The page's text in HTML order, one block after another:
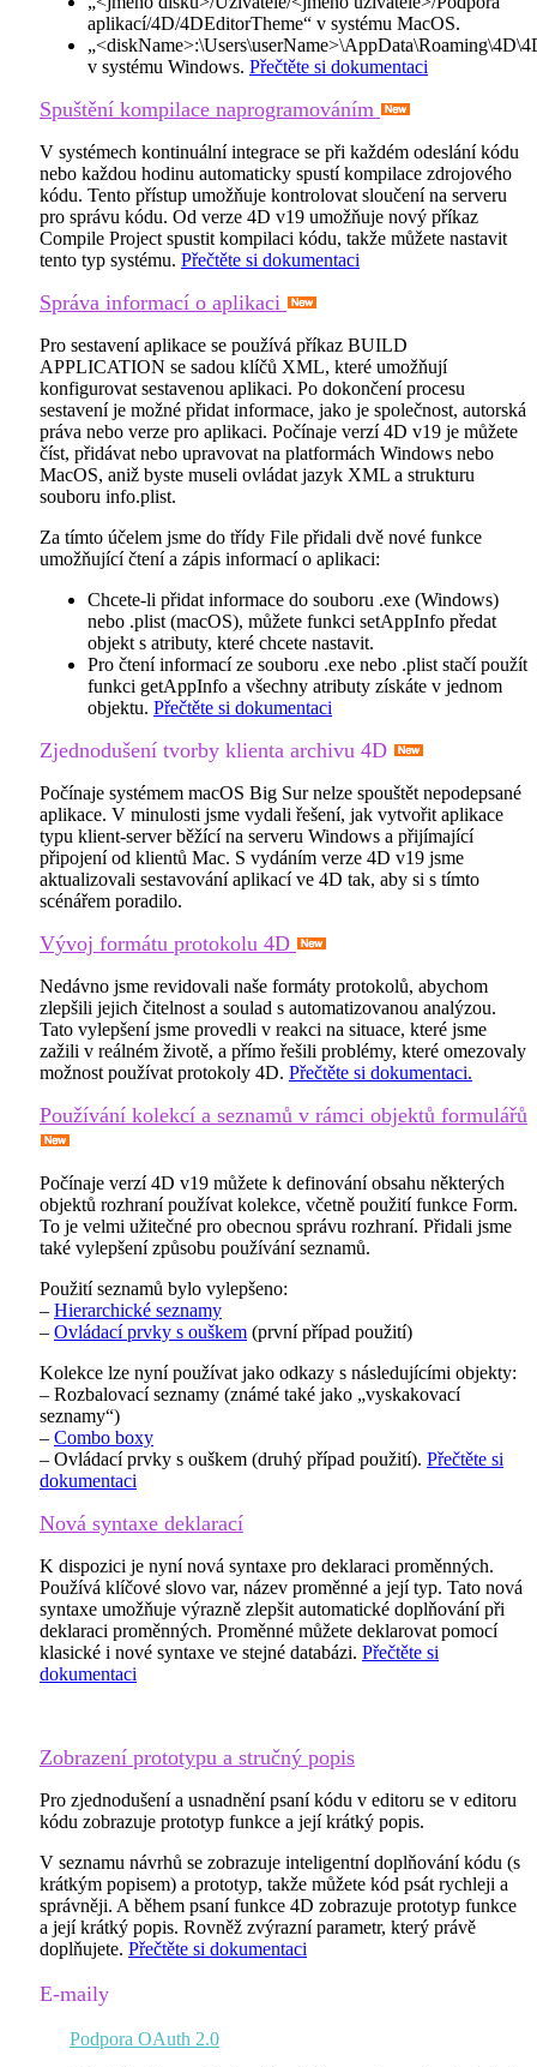
aplikací/4D/4DEditorTheme“ v systému MacOS.
v systému Windows. Přečtěte si dokumentaci
Spuštění kompilace naprogramováním
V systémech kontinuální integrace se při každém odeslání kódu
nebo každou hodinu automaticky spustí kompilace zdrojového
kódu. Tento přístup umožňuje kontrolovat sloučení na serveru
pro správu kódu. Od verze 4D v19 umožňuje nový příkaz
Compile Project spustit kompilaci kódu, takže můžete nastavit
tento typ systému. Přečtěte si dokumentaci
Správa informací o aplikaci
Pro sestavení aplikace se používá příkaz BUILD
APPLICATION se sadou klíčů XML, které umožňují
konfigurovat sestavenou aplikaci. Po dokončení procesu
sestavení je možné přidat informace, jako je společnost, autorská
práva nebo verze pro aplikaci. Počínaje verzí 4D v19 je můžete
číst, přidávat nebo upravovat na platformách Windows nebo
MacOS, aniž byste museli ovládat jazyk XML a strukturu
souboru info.plist.
Za tímto účelem jsme do třídy File přidali dvě nové funkce
umožňující čtení a zápis informací o aplikaci:
Chcete-li přidat informace do souboru .exe (Windows)
nebo .plist (macOS), můžete funkci setAppInfo předat
objekt s atributy, které chcete nastavit.
Pro čtení informací ze souboru .exe nebo .plist stačí použít
funkci getAppInfo a všechny atributy získáte v jednom
objektu. Přečtěte si dokumentaci
Zjednodušení tvorby klienta archivu 4D
Počínaje systémem macOS Big Sur nelze spouštět nepodepsané
aplikace. V minulosti jsme vydali řešení, jak vytvořit aplikace
typu klient-server běžící na serveru Windows a přijímající
připojení od klientů Mac. S vydáním verze 4D v19 jsme
aktualizovali sestavování aplikací ve 4D tak, aby si s tímto
scénářem poradilo.
Vývoj formátu protokolu 4D
Nedávno jsme revidovali naše formáty protokolů, abychom
zlepšili jejich čitelnost a soulad s automatizovanou analýzou.
Tato vylepšení jsme provedli v reakci na situace, které jsme
zažili v reálném životě, a přímo řešili problémy, které omezovaly
možnost používat protokoly 4D. Přečtěte si dokumentaci.
Používání kolekcí a seznamů v rámci objektů formulářů
Počínaje verzí 4D v19 můžete k definování obsahu některých
objektů rozhraní používat kolekce, včetně použití funkce Form.
To je velmi užitečné pro obecnou správu rozhraní. Přidali jsme
také vylepšení způsobu používání seznamů.
Použití seznamů bylo vylepšeno:
– Hierarchické seznamy
– Ovládací prvky s ouškem (první případ použití)
Kolekce lze nyní používat jako odkazy s následujícími objekty:
– Rozbalovací seznamy (známé také jako „vyskakovací
seznamy“)
– Combo boxy
– Ovládací prvky s ouškem (druhý případ použití). Přečtěte si
dokumentaci
Nová syntaxe deklarací
K dispozici je nyní nová syntaxe pro deklaraci proměnných.
Používá klíčové slovo var, název proměnné a její typ. Tato nová
syntaxe umožňuje výrazně zlepšit automatické doplňování při
deklaraci proměnných. Proměnné můžete deklarovat pomocí
klasické i nové syntaxe ve stejné databázi. Přečtěte si
dokumentaci
Zobrazení prototypu a stručný popis
Pro zjednodušení a usnadnění psaní kódu v editoru se v editoru
kódu zobrazuje prototyp funkce a její krátký popis.
V seznamu návrhů se zobrazuje inteligentní doplňování kódu (s
krátkým popisem) a prototyp, takže můžete kód psát rychleji a
správněji. A během psaní funkce 4D zobrazuje prototyp funkce
a její krátký popis. Rovněž zvýrazní parametr, který právě
doplňujete. Přečtěte si dokumentaci
E-maily
Podpora OAuth 2.0